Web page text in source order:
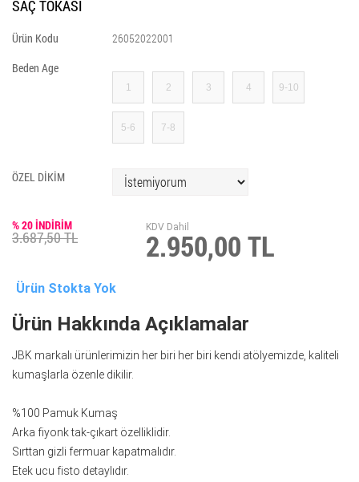
SAÇ TOKASI
Ürün Kodu
26052022001
Beden Age
1 2 3 4 9-10
5-6 7-8
ÖZEL DİKİM
% 20 İNDİRİM
3.687,50 TL
KDV Dahil
2.950,00 TL
Ürün Stokta Yok
Ürün Hakkında Açıklamalar
JBK markalı ürünlerimizin her biri her biri kendi atölyemizde, kaliteli
kumaşlarla özenle dikilir.
%100 Pamuk Kumaş
Arka fiyonk tak-çıkart özelliklidir.
Sırttan gizli fermuar kapatmalıdır.
Etek ucu fisto detaylıdır.